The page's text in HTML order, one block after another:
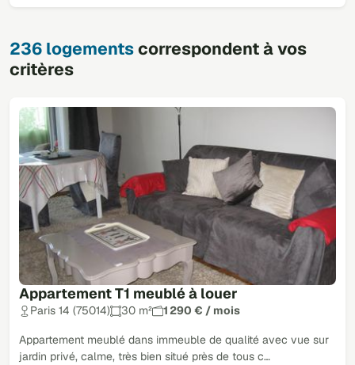
236 logementscorrespondent à vos
critères
Appartement T1 meublé à louer
Paris 14 (75014) 30 m² 1 290 € / mois
Appartement meublé dans immeuble de qualité avec vue sur
jardin privé, calme, très bien situé près de tous c…